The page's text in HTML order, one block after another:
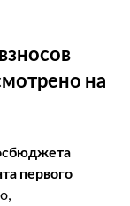
на
первого